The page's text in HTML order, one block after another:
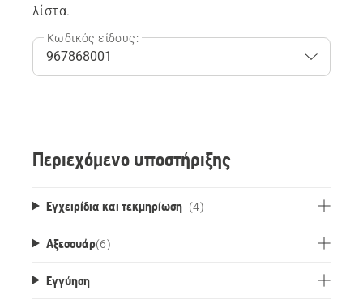
λίστα.
Κωδικός είδους:
Περιεχόμενο υποστήριξης
Εγχειρίδια και τεκμηρίωση (4)
Αξεσουάρ(6)
Εγγύηση